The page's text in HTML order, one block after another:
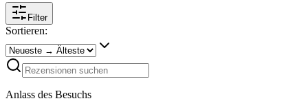
Filter
Sortieren:
Anlass des Besuchs